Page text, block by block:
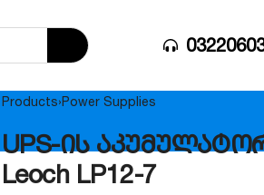
Products›Power Supplies
UPS-ის
Leoch LP12-7